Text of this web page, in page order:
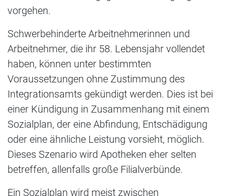
vorgehen.
Schwerbehinderte Arbeitnehmerinnen und
Arbeitnehmer, die ihr 58. Lebensjahr vollendet
haben, können unter bestimmten
Voraussetzungen ohne Zustimmung des
Integrationsamts gekündigt werden. Dies ist bei
einer Kündigung in Zusammenhang mit einem
Sozialplan, der eine Abfindung, Entschädigung
oder eine ähnliche Leistung vorsieht, möglich.
Dieses Szenario wird Apotheken eher selten
betreffen, allenfalls große Filialverbünde.
Ein Sozialplan wird meist zwischen